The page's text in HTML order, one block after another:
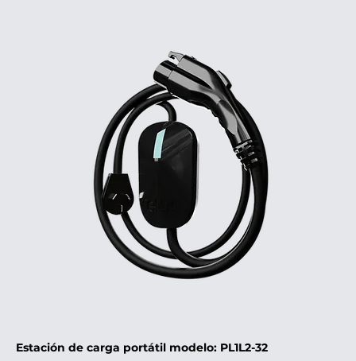
Estación de carga portátil modelo: PL1L2-32